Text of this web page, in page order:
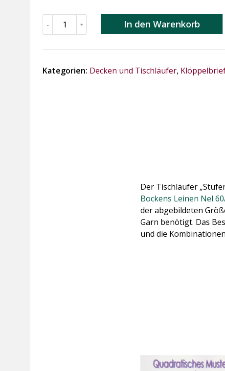
BCT11
Tischläufer
- + In den Warenkorb
Kategorien: Decken und Tischläufer,
Der Tischläufer
Bockens Leinen Nel
der abgebildeten
Garn benötigt. Das
und die